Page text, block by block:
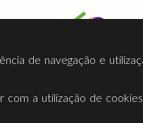
Ligações Facebook
de navegação e
com a utilização de